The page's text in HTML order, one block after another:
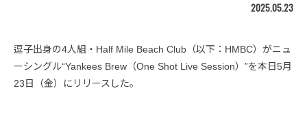
2025.05.23
逗子出身の4人組・Half Mile Beach Club（以下：HMBC）がニュ
ーシングル“Yankees Brew（One Shot Live Session）”を本日5月
23日（金）にリリースした。